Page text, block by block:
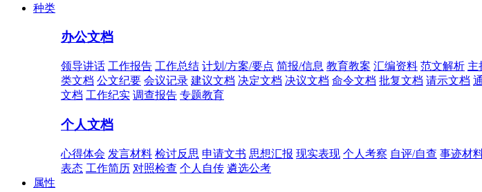
种类
办公文档
领导讲话 工作报告 工作总结 计划/方案/要点 简报/信息 教育教案 汇编资料 范文解析 主
类文档 公文纪要 会议记录 建议文档 决定文档 决议文档 命令文档 批复文档 请示文档
文档 工作纪实 调查报告 专题教育
个人文档
心得体会 发言材料 检讨反思 申请文书 思想汇报 现实表现 个人考察 自评/自查 事迹材
表态 工作简历 对照检查 个人自传 遴选公考
属性